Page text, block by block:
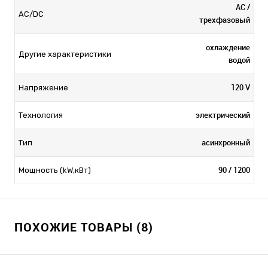
AC/DC
AC /
трехфазовый
Другие характеристики
охлаждение
водой
Напряжение 120 V
Технология электрический
Тип асинхронный
Мощность (kW,кВт) 90 / 1200
ПОХОЖИЕ ТОВАРЫ (8)